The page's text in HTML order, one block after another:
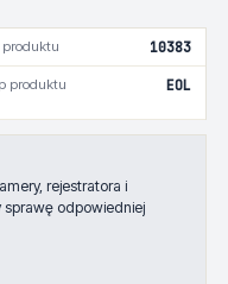
produktu 10383
produktu EOL
rejestratora i
sprawę odpowiedniej